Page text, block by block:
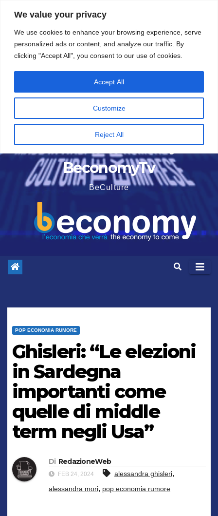
We value your privacy
We use cookies to enhance your browsing experience, serve
personalized ads or content, and analyze our traffic. By
clicking "Accept All", you consent to our use of cookies.
Customize
Reject All
Accept All
contenuto
5 Agosto 2026
BeconomyTv
BeCulture
POP ECONOMIA RUMORE
Ghisleri: “Le elezioni
in Sardegna
importanti come
quelle di middle
term negli Usa”
Di RedazioneWeb
FEB 24, 2024 alessandra ghisleri,
alessandra mori, pop economia rumore